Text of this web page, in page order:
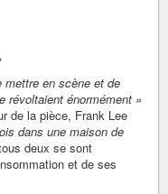
mettre en scène et de
révoltaient énormément »
de la pièce, Frank Lee
dans une maison de
deux se sont
et de ses